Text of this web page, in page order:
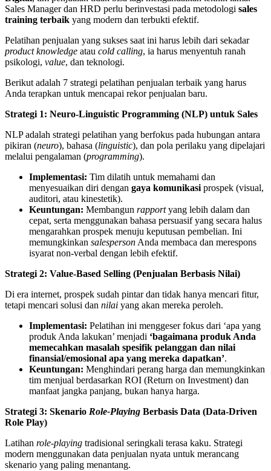
Sales Manager dan HRD perlu berinvestasi pada metodologi sales
training terbaik yang modern dan terbukti efektif.
Pelatihan penjualan yang sukses saat ini harus lebih dari sekadar
product knowledge atau cold calling, ia harus menyentuh ranah
psikologi, value, dan teknologi.
Berikut adalah 7 strategi pelatihan penjualan terbaik yang harus
Anda terapkan untuk mencapai rekor penjualan baru.
Strategi 1: Neuro-Linguistic Programming (NLP) untuk Sales
NLP adalah strategi pelatihan yang berfokus pada hubungan antara
pikiran (neuro), bahasa (linguistic), dan pola perilaku yang dipelajari
melalui pengalaman (programming).
Implementasi: Tim dilatih untuk memahami dan
menyesuaikan diri dengan gaya komunikasi prospek (visual,
auditori, atau kinestetik).
Keuntungan: Membangun rapportyang lebih dalam dan
cepat, serta menggunakan bahasa persuasif yang secara halus
mengarahkan prospek menuju keputusan pembelian. Ini
memungkinkan salesperson Anda membaca dan merespons
isyarat non-verbal dengan lebih efektif.
Strategi 2: Value-Based Selling (Penjualan Berbasis Nilai)
Di era internet, prospek sudah pintar dan tidak hanya mencari fitur,
tetapi mencari solusi dan nilai yang akan mereka peroleh.
Implementasi: Pelatihan ini menggeser fokus dari ‘apa yang
produk Anda lakukan’ menjadi ‘bagaimana produk Anda
memecahkan masalah spesifik pelanggan dan nilai
finansial/emosional apa yang mereka dapatkan’.
Keuntungan: Menghindari perang harga dan memungkinkan
tim menjual berdasarkan ROI (Return on Investment) dan
manfaat jangka panjang, bukan hanya harga.
Strategi 3: Skenario Role-Playing Berbasis Data (Data-Driven
Role Play)
Latihan role-playing tradisional seringkali terasa kaku. Strategi
modern menggunakan data penjualan nyata untuk merancang
skenario yang paling menantang.